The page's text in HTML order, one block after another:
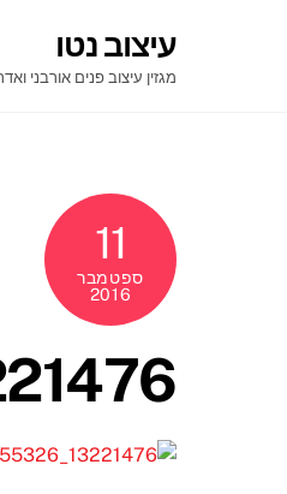
עיצוב נטו
מגזין עיצוב פנים אורבני
11
ספטמבר
2016